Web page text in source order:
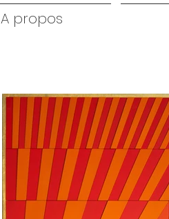
A propos